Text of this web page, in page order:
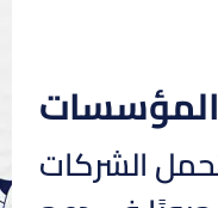
الشركات